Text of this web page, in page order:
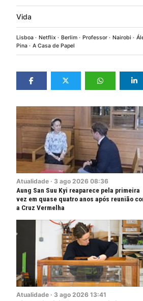
Vida
Lisboa Netflix Berlim Professor Nairobi
Pina
A Casa de Papel
Atualidade · 3 ago 2026 08:36
Aung San Suu Kyi reaparece pela primeira
vez em quase quatro anos após reunião
a Cruz Vermelha
Atualidade · 3 ago 2026 13:41